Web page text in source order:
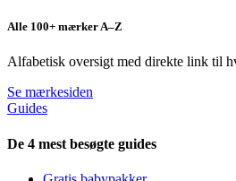
Alle 100+ mærker A–Z
Alfabetisk oversigt med direkte link til
Se mærkesiden
Guides
De 4 mest besøgte guides